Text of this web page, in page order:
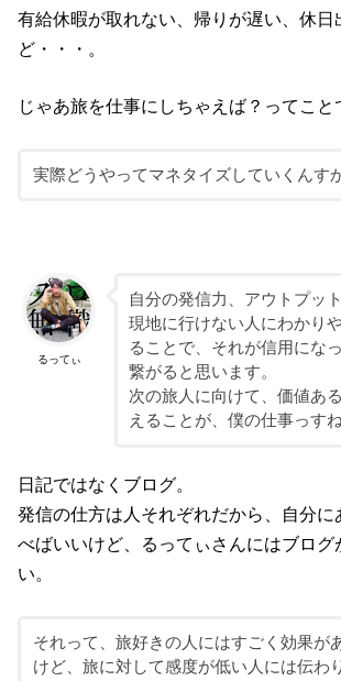
有給休暇が取れない、帰りが遅い、休日
ど・・・。
じゃあ旅を仕事にしちゃえば？ってこと
実際どうやってマネタイズしていくんす
るってぃ
自分の発信力、アウトプッ
現地に行けない人にわかり
ることで、それが信用にな
繋がると思います。
次の旅人に向けて、価値あ
えることが、僕の仕事っすね
日記ではなくブログ。
発信の仕方は人それぞれだから、自分に
べばいいけど、るってぃさんにはブログ
い。
それって、旅好きの人にはすごく効果が
けど、旅に対して感度が低い人には伝わ